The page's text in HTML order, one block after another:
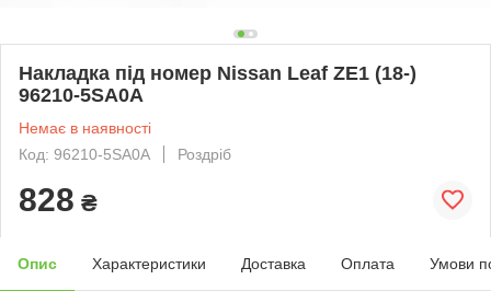
Накладка під номер Nissan Leaf ZE1 (18-)
96210-5SA0A
Немає в наявності
Код: 96210-5SA0A
Роздріб
828 ₴
Опис Характеристики Доставка Оплата Умови